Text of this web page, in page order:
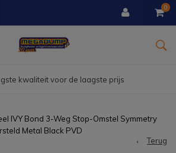
0
bezorgd vanaf € 150
IVY Bond 3-Weg Stop-Omstel Symmetry
Metal Black PVD
Terug